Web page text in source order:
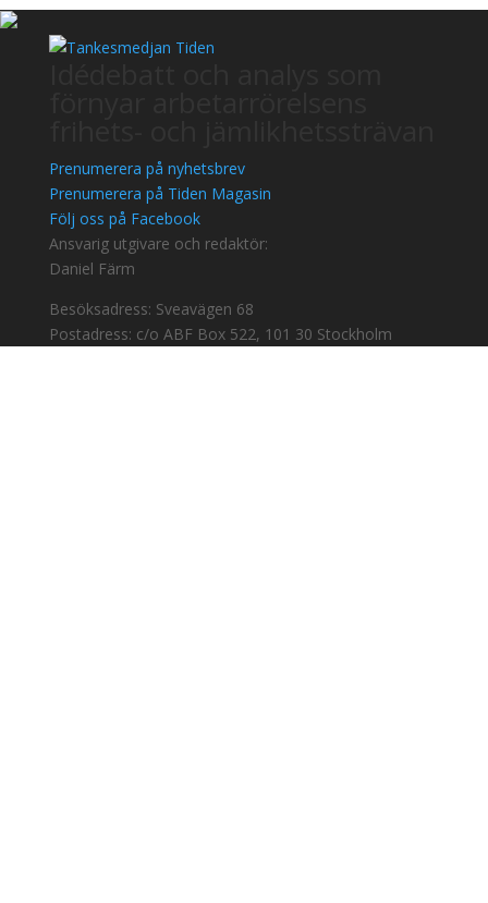
Prenumerera på nyhetsbrev
Prenumerera på Tiden Magasin
Följ oss på Facebook
Ansvarig utgivare och redaktör:
Daniel Färm
Besöksadress: Sveavägen 68
Postadress: c/o ABF Box 522, 101 30 Stockholm